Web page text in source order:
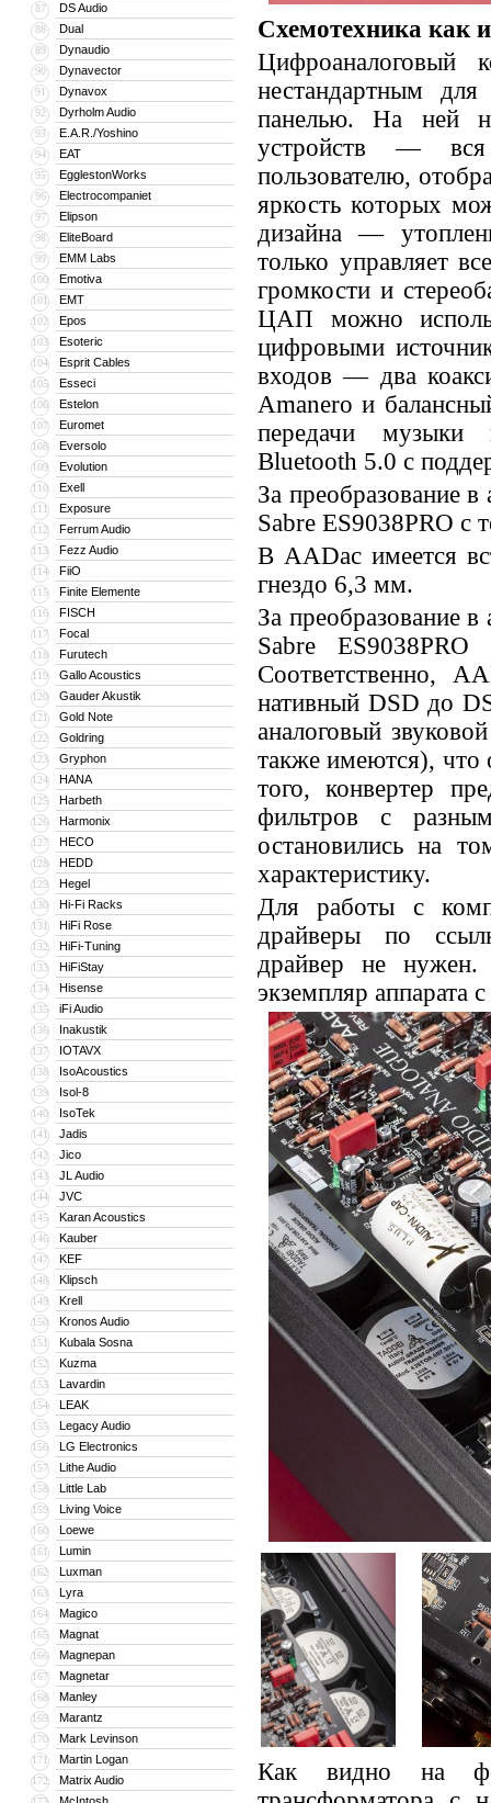
87 DS Audio
88 Dual
89 Dynaudio
90 Dynavector
91 Dynavox
92 Dyrholm Audio
93 E.A.R./Yoshino
94 EAT
95 EgglestonWorks
96 Electrocompaniet
97 Elipson
98 EliteBoard
99 EMM Labs
100 Emotiva
101 EMT
102 Epos
103 Esoteric
104 Esprit Cables
105 Esseci
106 Estelon
107 Euromet
108 Eversolo
109 Evolution
110 Exell
111 Exposure
112 Ferrum Audio
113 Fezz Audio
114 FiiO
115 Finite Elemente
116 FISCH
117 Focal
118 Furutech
119 Gallo Acoustics
120 Gauder Akustik
121 Gold Note
122 Goldring
123 Gryphon
124 HANA
125 Harbeth
126 Harmonix
127 HECO
128 HEDD
129 Hegel
130 Hi-Fi Racks
131 HiFi Rose
132 HiFi-Tuning
133 HiFiStay
134 Hisense
135 iFi Audio
136 Inakustik
137 IOTAVX
138 IsoAcoustics
139 Isol-8
140 IsoTek
141 Jadis
142 Jico
143 JL Audio
144 JVC
145 Karan Acoustics
146 Kauber
147 KEF
148 Klipsch
149 Krell
150 Kronos Audio
151 Kubala Sosna
152 Kuzma
153 Lavardin
154 LEAK
155 Legacy Audio
156 LG Electronics
157 Lithe Audio
158 Little Lab
159 Living Voice
160 Loewe
161 Lumin
162 Luxman
163 Lyra
164 Magico
165 Magnat
166 Magnepan
167 Magnetar
168 Manley
169 Marantz
170 Mark Levinson
171 Martin Logan
172 Matrix Audio
Схемотехника как
Цифроаналоговый
нестандартным
панелью. На ней
устройств — вся
пользователю,
яркость которых
дизайна —
только управляет
громкости и
ЦАП можно
цифровыми
входов — два
Amanero и
передачи музыки
Bluetooth 5.0 с
За преобразование
Sabre ES9038PRO с
В AADac имеется
гнездо 6,3 мм.
За преобразование
Sabre
Соответственно,
нативный DSD до
аналоговый
также имеются), что
того, конвертер
фильтров с
остановились на
характеристику.
Для работы с
драйверы по
драйвер не нужен.
экземпляр аппарата
Как видно на